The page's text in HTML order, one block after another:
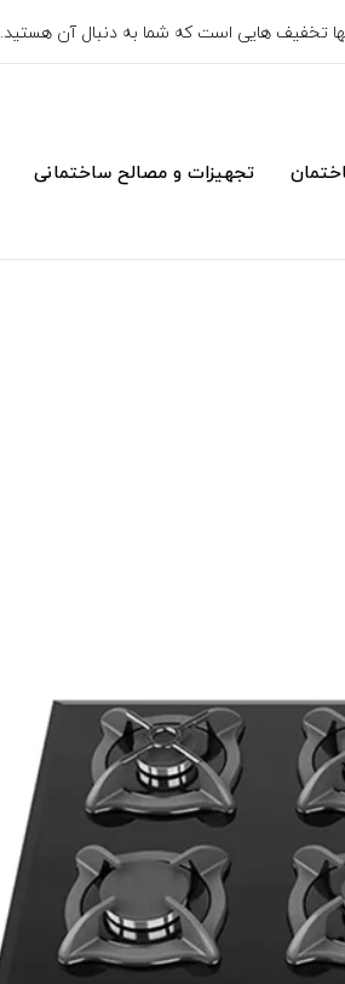
تخفیف هایی است که شما به دنبال آن هستید.
تجهیزات و مصالح ساختمانی